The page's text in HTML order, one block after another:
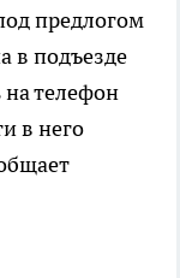
предлогом
в подъезде
на телефон
в него